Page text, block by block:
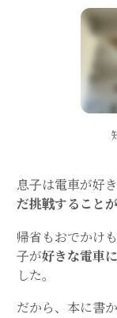
息子は電車が好
だ挑戦すること
帰省もおでかけ
子が好きな電車
した。
だから、本に書